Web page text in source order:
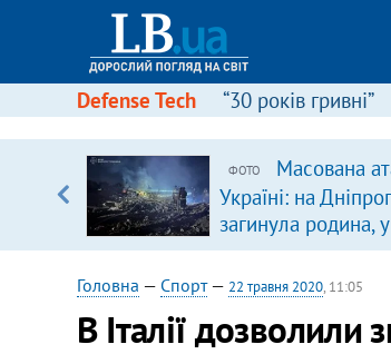
Defense Tech “30 років гривні”
ФОТО
Масована
Україні: на
загинула родина,
удар по
(доповнюється)
Головна — Спорт— 22 травня 2020, 11:05
В Італії дозволили